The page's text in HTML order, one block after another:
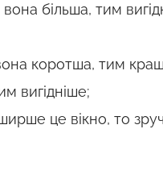
більша, тим
коротша, тим
вигідніше;
це вікно, то